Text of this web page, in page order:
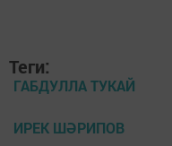
Теги:
ГАБДУЛЛА ТУКАЙ
ИРЕК ШӘРИПОВ